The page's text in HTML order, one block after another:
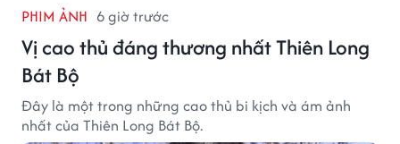
PHIM ẢNH 6 giờ trước
Vị cao thủ đáng thương nhất Thiên Long
Bát Bộ
Đây là một trong những cao thủ bi kịch và ám ảnh
nhất của Thiên Long Bát Bộ.